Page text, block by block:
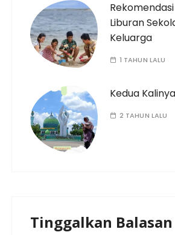
Liburan
Keluarga
1 TAHUN LALU
Kedua
2 TAHUN LALU
Tinggalkan Balasan